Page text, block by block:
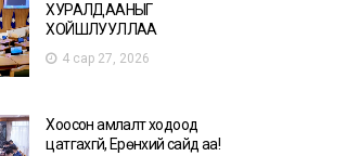
ХУРАЛДААНЫГ
ХОЙШЛУУЛЛАА
4 сар 27, 2026
Хоосон амлалт ходоод
цатгахгүй, Ерөнхий сайд аа!